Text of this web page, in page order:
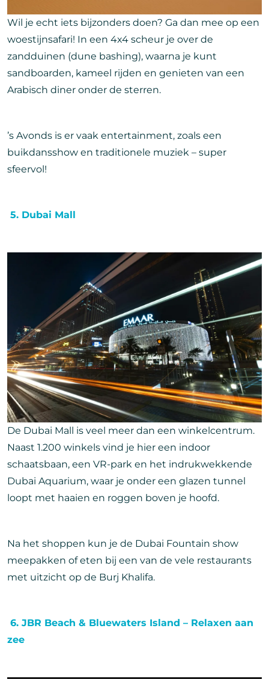
Wil je echt iets bijzonders doen? Ga dan mee op een
woestijnsafari! In een 4x4 scheur je over de
zandduinen (dune bashing), waarna je kunt
sandboarden, kameel rijden en genieten van een
Arabisch diner onder de sterren.
’s Avonds is er vaak entertainment, zoals een
buikdansshow en traditionele muziek – super
sfeervol!
️ 5. Dubai Mall
De Dubai Mall is veel meer dan een winkelcentrum.
Naast 1.200 winkels vind je hier een indoor
schaatsbaan, een VR-park en het indrukwekkende
Dubai Aquarium, waar je onder een glazen tunnel
loopt met haaien en roggen boven je hoofd.
Na het shoppen kun je de Dubai Fountain show
meepakken of eten bij een van de vele restaurants
met uitzicht op de Burj Khalifa.
️ 6. JBR Beach & Bluewaters Island – Relaxen aan
zee